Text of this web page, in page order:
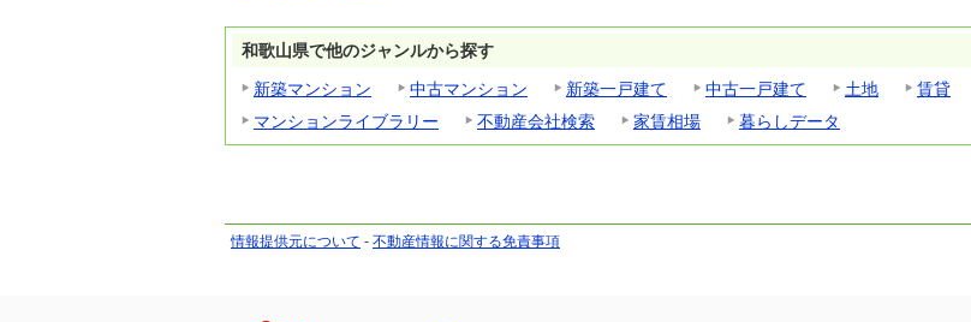
和歌山県で他のジャンルから探す
新築マンション
中古マンション 新築一戸建て 中古一戸建て 土地 賃貸
マンションライブラリー
不動産会社検索 家賃相場 暮らしデータ
情報提供元について - 不動産情報に関する免責事項